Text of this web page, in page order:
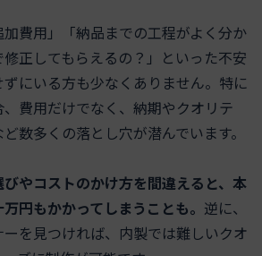
費用」「納品までの工程がよく分か
正してもらえるの？」といった不安
にいる方も少なくありません。特に
費用だけでなく、納期やクオリテ
数多くの落とし穴が潜んでいます。
やコストのかけ方を間違えると、本
円もかかってしまうことも。 逆に、
を見つければ、内製では難しいクオ